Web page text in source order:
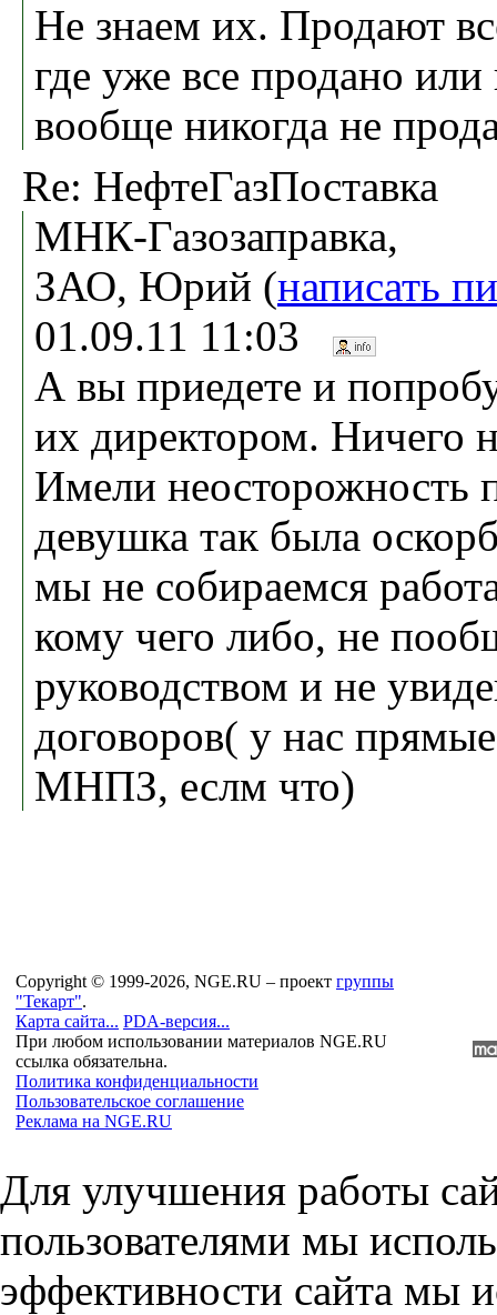
Не знаем их. Продают
где уже все продано или
вообще никогда не
Re: НефтеГазПоставка
МНК-Газозаправка,
ЗАО, Юрий (написать
01.09.11 11:03
А вы приедете и
их директором. Ничего
Имели неосторожность
девушка так была
мы не собираемся
кому чего либо, не
руководством и не
договоров( у нас
МНПЗ, еслм что)
Copyright © 1999-2026, NGE.RU – проект группы
"Текарт".
Карта сайта... PDA-версия...
При любом использовании материалов NGE.RU
ссылка обязательна.
Политика конфиденциальности
Пользовательское соглашение
Реклама на NGE.RU
Для улучшения работы
пользователями мы
эффективности сайта мы